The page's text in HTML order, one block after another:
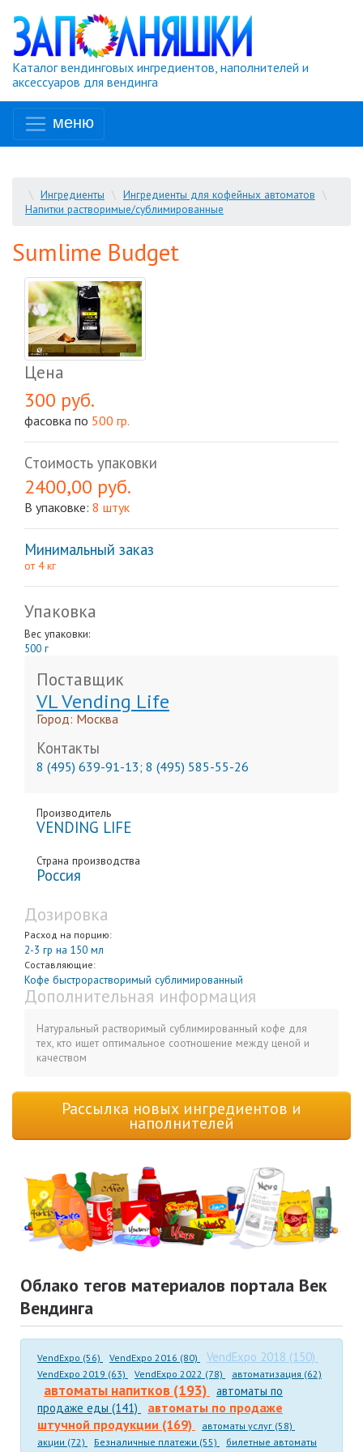
Каталог вендинговых ингредиентов, наполнителей и
аксессуаров для вендинга
меню
\ Ингредиенты \ Ингредиенты для кофейных автоматов \
Напитки растворимые/сублимированные
Sumlime Budget
Цена
300 руб.
фасовка по 500 гр.
Стоимость упаковки
2400,00 руб.
В упаковке: 8 штук
Минимальный заказ
от 4 кг
Упаковка
Вес упаковки:
500 г
Поставщик
VL Vending Life
Город: Москва
Контакты
8 (495) 639-91-13; 8 (495) 585-55-26
Производитель
VENDING LIFE
Страна производства
Россия
Дозировка
Расход на порцию:
2-3 гр на 150 мл
Составляющие:
Кофе быстрорастворимый сублимированный
Дополнительная информация
Натуральный растворимый сублимированный кофе для
тех, кто ищет оптимальное соотношение между ценой и
качеством
Рассылка новых ингредиентов и
наполнителей
Облако тегов материалов портала Век
Вендинга
VendExpo (56) VendExpo 2016 (80) VendExpo 2018 (150)
VendExpo 2019 (63) VendExpo 2022 (78) автоматизация (62)
автоматы напитков (193)
автоматы по
продаже еды (141)
автоматы по продаже
штучной продукции (169)
автоматы услуг (58)
акции (72)
Безналичные платежи (55) билетные автоматы